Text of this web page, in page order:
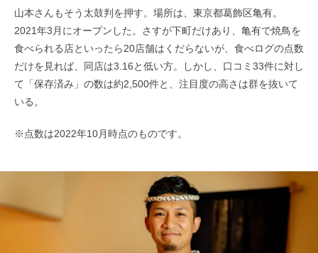
山本さんもそう太鼓判を押す。場所は、東京都葛飾区亀有。
2021年3月にオープンした。さすが下町だけあり、亀有で焼鳥を
食べられる店といったら20店舗はくだらないが、食べログの点数
だけを見れば、同店は3.16と低い方。しかし、口コミ33件に対し
て「保存済み」の数は約2,500件と、注目度の高さは群を抜いて
いる。
※点数は2022年10月時点のものです。